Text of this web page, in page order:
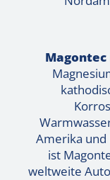
Magontec
Amerika und
ist
weltweite